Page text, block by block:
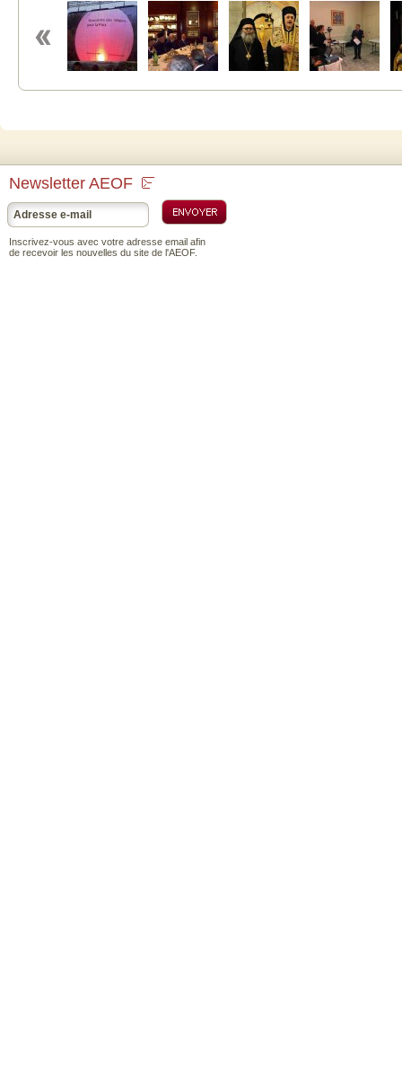
Lancement
Orthodoxes de
Newsletter AEOF
Inscrivez-vous avec votre adresse email afin
de recevoir les nouvelles du site de l'AEOF.